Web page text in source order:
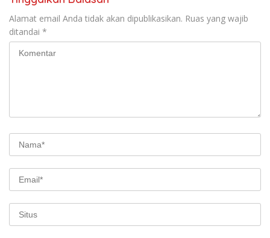
Alamat email Anda tidak akan dipublikasikan. Ruas yang wajib
ditandai *